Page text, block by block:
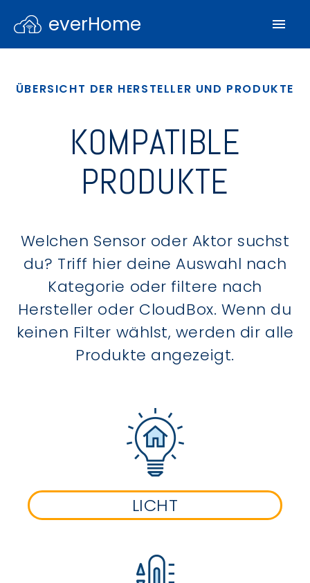
everHome
ÜBERSICHT DER HERSTELLER UND PRODUKTE
KOMPATIBLE
PRODUKTE
Welchen Sensor oder Aktor suchst
du? Triff hier deine Auswahl nach
Kategorie oder filtere nach
Hersteller oder CloudBox. Wenn du
keinen Filter wählst, werden dir alle
Produkte angezeigt.
LICHT